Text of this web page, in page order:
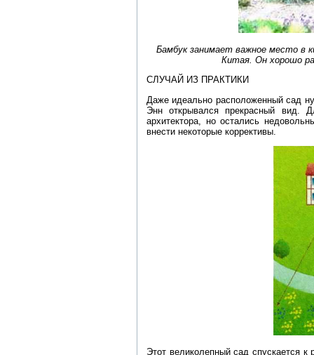
Бамбук занимает важное место в
Китая. Он хорошо
СЛУЧАЙ ИЗ ПРАКТИКИ
Даже идеально расположенный сад
Энн открывался прекрасный вид.
архитектора, но остались
внести некоторые коррективы.
Этот великолепный сад спускается к